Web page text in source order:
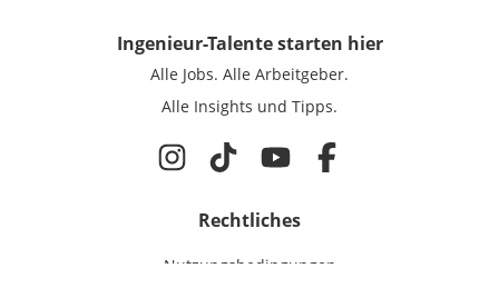
Ingenieur-Talentestarten hier
Alle Jobs. Alle Arbeitgeber.
Alle Insights und Tipps.
Rechtliches
Nutzungsbedingungen